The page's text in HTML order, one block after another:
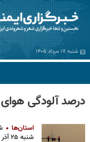
شنبه ۱۷ مرداد ۱۴۰۵
درصد آلودگی
استان‌ها
شنبه ۲۵ آذر ۱۴۰۴